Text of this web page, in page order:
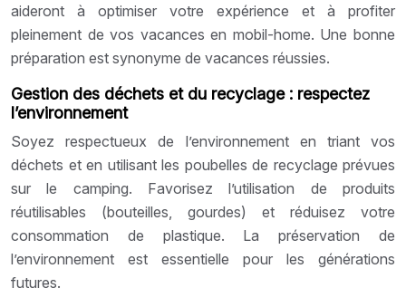
aideront à optimiser votre expérience et à profiter
pleinement de vos vacances en mobil-home. Une bonne
préparation est synonyme de vacances réussies.
Gestion des déchets et du recyclage : respectez
l’environnement
Soyez respectueux de l’environnement en triant vos
déchets et en utilisant les poubelles de recyclage prévues
sur le camping. Favorisez l’utilisation de produits
réutilisables (bouteilles, gourdes) et réduisez votre
consommation de plastique. La préservation de
l’environnement est essentielle pour les générations
futures.